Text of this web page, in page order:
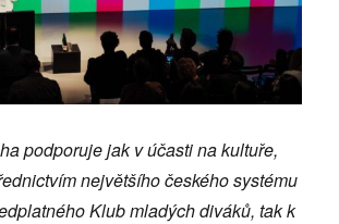
podporuje jak v účasti na kultuře,
největšího českého systému
ého Klub mladých diváků, tak k